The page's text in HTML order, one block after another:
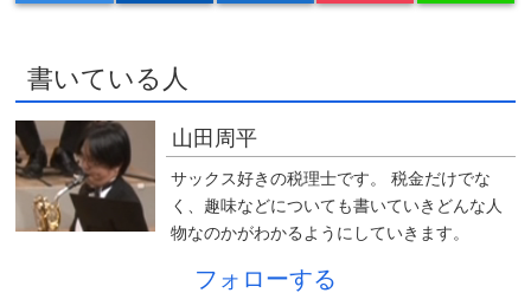
書いている人
山田周平
サックス好きの税理士です。 税金だけでな
く、趣味などについても書いていきどんな人
物なのかがわかるようにしていきます。
フォローする